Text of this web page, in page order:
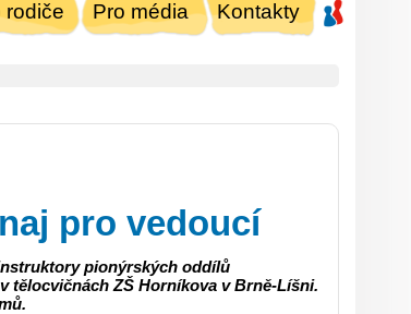
rodiče Pro média Kontakty
pro vedoucí
pionýrských oddílů
tělocvičnách ZŠ Horníkova v Brně-Líšni.